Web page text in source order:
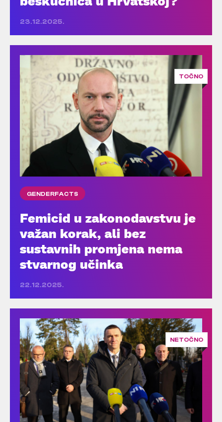
23.12.2025.
TOČNO
GENDERFACTS
Femicid u zakonodavstvu je
važan korak, ali bez
sustavnih promjena nema
stvarnog učinka
22.12.2025.
NETOČNO